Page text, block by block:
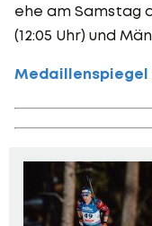
ehe am Samstag
(12:05 Uhr) und
Medaillenspiegel